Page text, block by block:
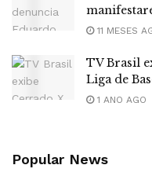
11 MESES
TV Brasil
Liga de
1 ANO AGO
Popular News